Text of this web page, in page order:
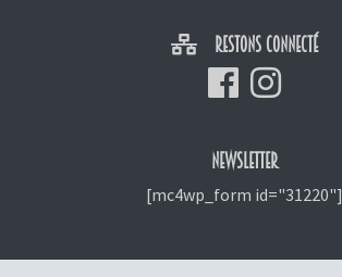
RESTONS CONNECTÉ
NEWSLETTER
[mc4wp_form id="31220"]